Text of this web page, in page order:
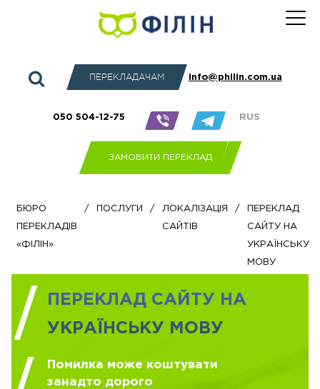
ПЕРЕКЛАДАЧАМ info@philin.com.ua
050 504-12-75 RUS
ЗАМОВИТИ ПЕРЕКЛАД
Бюро
перекладів
«Філін»
/ Послуги /
Локалізація
сайтів
/
Переклад
сайту на
українську
мову
ПЕРЕКЛАД САЙТУ НА
УКРАЇНСЬКУ МОВУ
Помилка може коштувати
занадто дорого